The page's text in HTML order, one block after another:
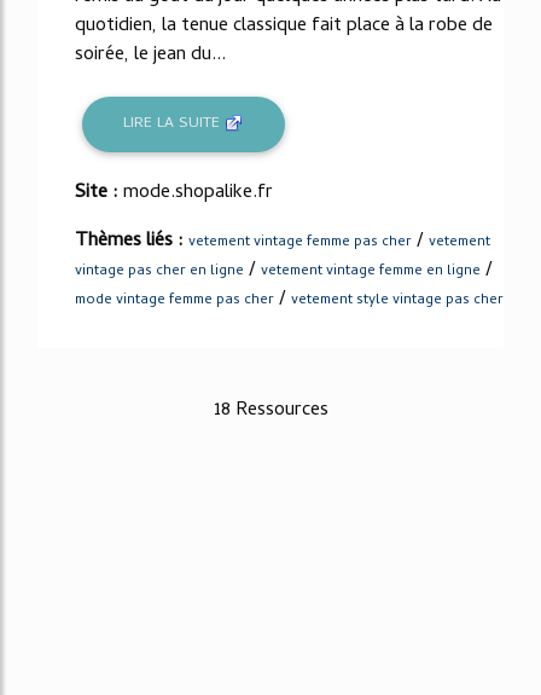
quotidien, la tenue classique fait place à la robe de
soirée, le jean du...
LIRE LA SUITE
Site :mode.shopalike.fr
Thèmes liés : vetement vintage femme pas cher / vetement
vintage pas cher en ligne / vetement vintage femme en ligne /
mode vintage femme pas cher / vetement style vintage pas cher
18 Ressources